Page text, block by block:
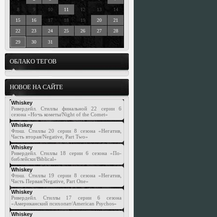
8
9 10 11 12 13
14
15
16 17 18 19 20
21
22
23 24 25 26 27 28
29 30 31
ОБЛАКО ТЕГОВ
НОВОЕ НА САЙТЕ